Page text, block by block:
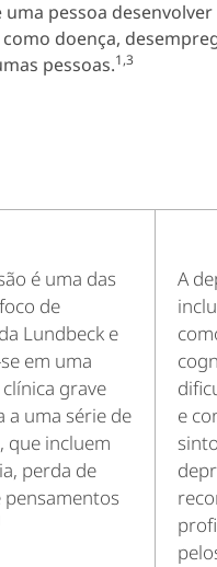
pessoa
doença,
pessoas.1,3
é uma das
de
Lundbeck e
em uma
grave
a uma série de
que incluem
perda de
pensamentos
A
e